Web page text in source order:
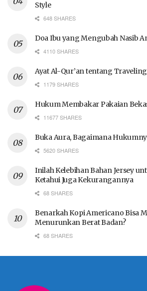
Style
648 SHARES
Doa Ibu yang Mengubah Nasib
4110 SHARES
Ayat Al-Qur’an tentang Traveling
1179 SHARES
Hukum Membakar Pakaian
11677 SHARES
Buka Aura, Bagaimana
5620 SHARES
Inilah Kelebihan Bahan Jersey
Ketahui Juga Kekurangannya
68 SHARES
Benarkah Kopi Americano Bisa
Menurunkan Berat Badan?
68 SHARES